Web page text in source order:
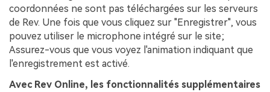
coordonnées ne sont pas téléchargées sur les serveurs
de Rev. Une fois que vous cliquez sur "Enregistrer", vous
pouvez utiliser le microphone intégré sur le site;
Assurez-vous que vous voyez l'animation indiquant que
l'enregistrement est activé.
Avec Rev Online, les fonctionnalités supplémentaires